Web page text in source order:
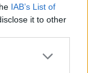
IAB’s List of
it to other
more Google
δεκαετίες
κόστος».